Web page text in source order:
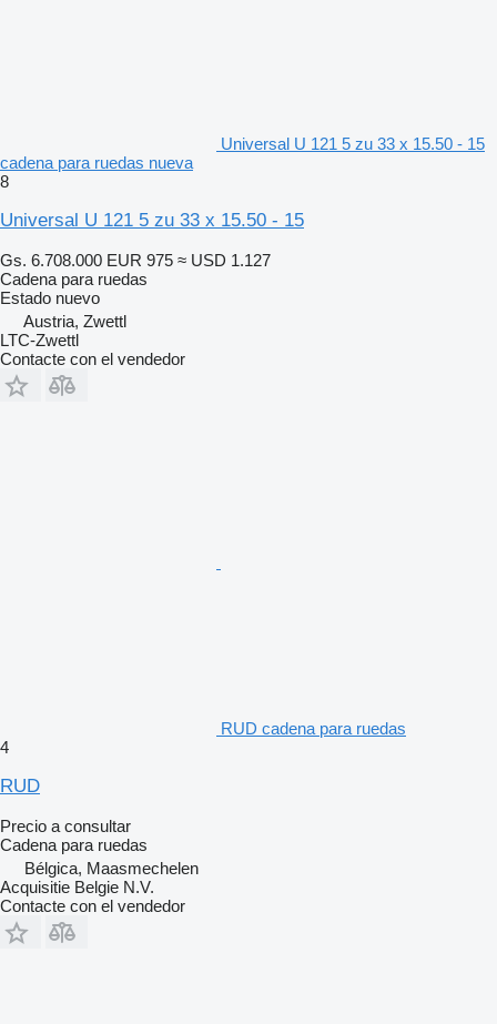
Universal U 121 5 zu 33 x 15.50 - 15
cadena para ruedas nueva
8
Universal U 121 5 zu 33 x 15.50 - 15
Gs. 6.708.000 EUR 975 ≈ USD 1.127
Cadena para ruedas
Estado nuevo
Austria, Zwettl
LTC-Zwettl
Contacte con el vendedor
RUD cadena para ruedas
4
RUD
Precio a consultar
Cadena para ruedas
Bélgica, Maasmechelen
Acquisitie Belgie N.V.
Contacte con el vendedor